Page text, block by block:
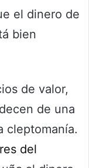
el dinero de
bien
de valor,
de una
cleptomanía.
del